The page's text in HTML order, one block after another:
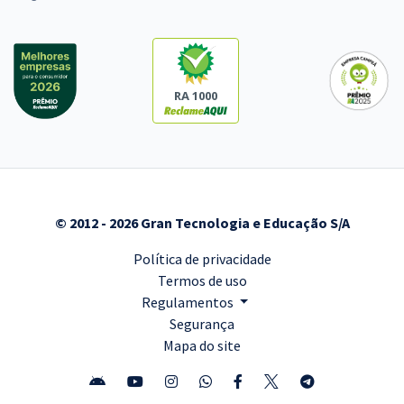
RA 1000
© 2012 - 2026 Gran Tecnologia e Educação S/A
Política de privacidade
Termos de uso
Regulamentos
Segurança
Mapa do site